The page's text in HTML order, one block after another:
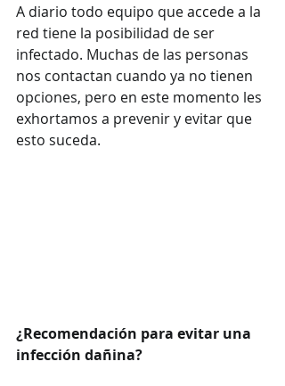
A diario todo equipo que accede a la
red tiene la posibilidad de ser
infectado. Muchas de las personas
nos contactan cuando ya no tienen
opciones, pero en este momento les
exhortamos a prevenir y evitar que
esto suceda.
¿Recomendación para evitar una
infección dañina?